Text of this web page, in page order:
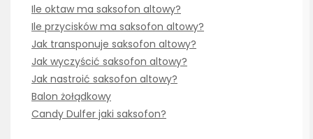
Ile oktaw ma saksofon altowy?
Ile przycisków ma saksofon altowy?
Jak transponuje saksofon altowy?
Jak wyczyścić saksofon altowy?
Jak nastroić saksofon altowy?
Balon żołądkowy
Candy Dulfer jaki saksofon?